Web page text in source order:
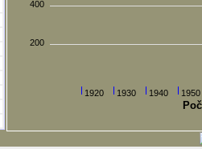
1920 1930 1940 1950
200
400